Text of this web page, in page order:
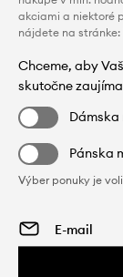
akciami a niektoré
nájdete na stránke:
Chceme, aby
skutočne
Dámska
Pánska
Výber ponuky je